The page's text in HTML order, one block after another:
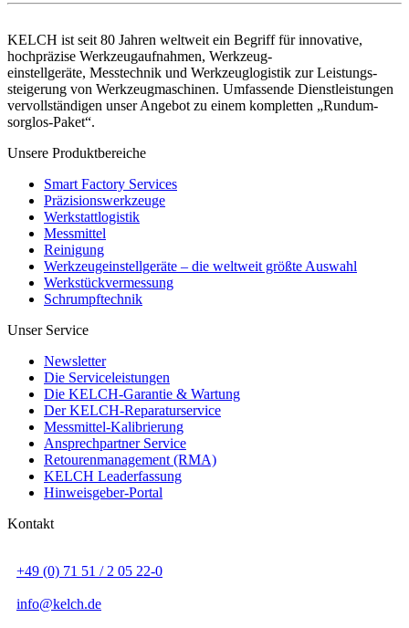
KELCH ist seit 80 Jahren weltweit ein Begriff für innovative,
hochpräzise Werkzeugaufnahmen, Werkzeug-
einstellgeräte, Messtechnik und Werkzeuglogistik zur Leistungs-
steigerung von Werkzeugmaschinen. Umfassende Dienstleistungen
vervollständigen unser Angebot zu einem kompletten „Rundum-
sorglos-Paket“.
Unsere Produktbereiche
Smart Factory Services
Präzisionswerkzeuge
Werkstattlogistik
Messmittel
Reinigung
Werkzeugeinstellgeräte – die weltweit größte Auswahl
Werkstückvermessung
Schrumpftechnik
Unser Service
Newsletter
Die Serviceleistungen
Die KELCH-Garantie & Wartung
Der KELCH-Reparaturservice
Messmittel-Kalibrierung
Ansprechpartner Service
Retourenmanagement (RMA)
KELCH Leaderfassung
Hinweisgeber-Portal
Kontakt
+49 (0) 71 51 / 2 05 22-0
info@kelch.de